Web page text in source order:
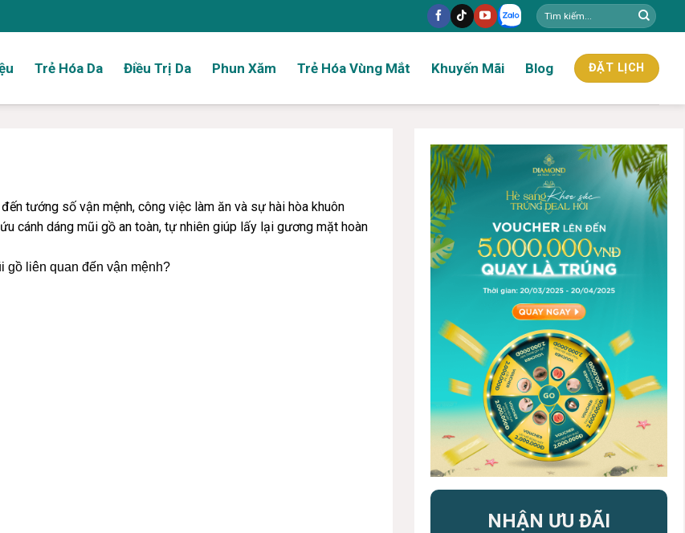
Trẻ Hóa Da Điều Trị Da Phun Xăm Trẻ Hóa Vùng Mắt Khuyến Mãi Blog ĐẶT LỊCH
tướng số vận mệnh, công việc làm ăn và sự hài hòa khuôn
cánh dáng mũi gồ an toàn, tự nhiên giúp lấy lại gương mặt hoàn
NHẬN ƯU ĐÃI